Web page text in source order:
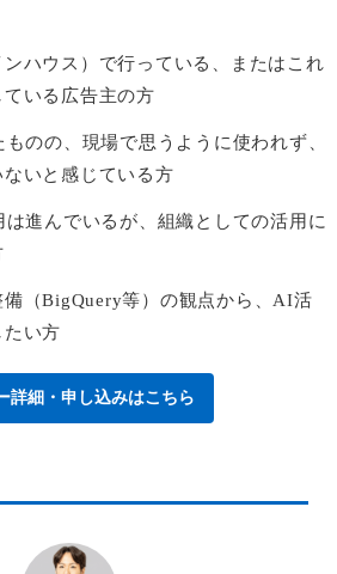
ハウス）で行っている、またはこれ
いる広告主の方
のの、現場で思うように使われず、
いと感じている方
進んでいるが、組織としての活用に
（BigQuery等）の観点から、AI活
たい方
詳細・申し込みはこちら